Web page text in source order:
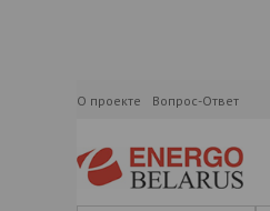
О проекте Вопрос-Ответ